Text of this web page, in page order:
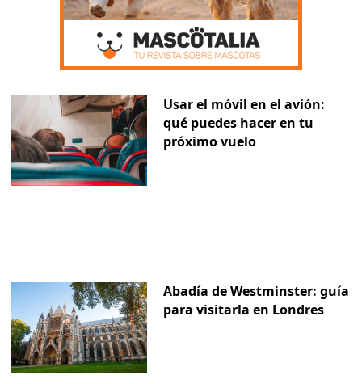
Usar el móvil en el avión:
qué puedes hacer en tu
próximo vuelo
Abadía de Westminster: guía
para visitarla en Londres